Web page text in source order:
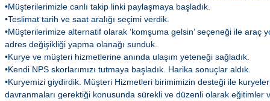
•Müşterilerimizle canlı takip linki paylaşmaya başladık.
•Teslimat tarih ve saat aralığı seçimi verdik.
•Müşterilerimize alternatif olarak ‘komşuma gelsin’ seçeneği ile araç
adres değişikliği yapma olanağı sunduk.
•Kurye ve müşteri hizmetlerine anında ulaşım yeteneği sağladık.
•Kendi NPS skorlarımızı tutmaya başladık. Harika sonuçlar aldık.
•Kuryemizi giydirdik. Müşteri Hizmetleri birimimizin desteği ile
davranmaları gerektiği konusunda sürekli ve düzenli olarak eğitimler